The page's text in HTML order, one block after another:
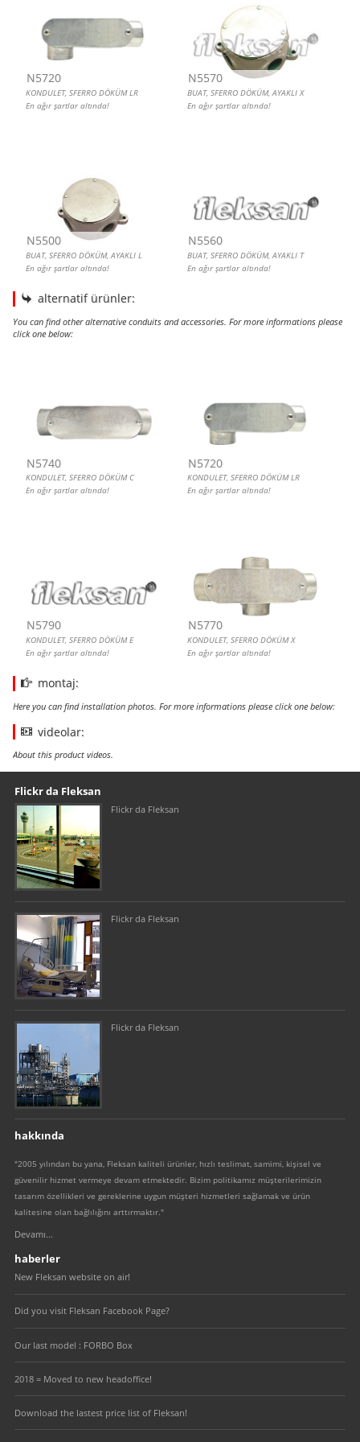
N5720
KONDULET, SFERRO DÖKÜM LR
En ağır şartlar altında!
N5570
BUAT, SFERRO DÖKÜM, AYAKLI X
En ağır şartlar altında!
N5500
BUAT, SFERRO DÖKÜM, AYAKLI L
En ağır şartlar altında!
N5560
BUAT, SFERRO DÖKÜM, AYAKLI T
En ağır şartlar altında!
alternatif ürünler:
You can find other alternative conduits and accessories. For more informations please
click one below:
N5740
KONDULET, SFERRO DÖKÜM C
En ağır şartlar altında!
N5720
KONDULET, SFERRO DÖKÜM LR
En ağır şartlar altında!
N5790
KONDULET, SFERRO DÖKÜM E
En ağır şartlar altında!
N5770
KONDULET, SFERRO DÖKÜM X
En ağır şartlar altında!
montaj:
Here you can find installation photos. For more informations please click one below:
videolar:
About this product videos.
Our footer
Footer content
Flickr da Fleksan
Flickr da Fleksan
Flickr da Fleksan
Flickr da Fleksan
hakkında
"2005 yılından bu yana, Fleksan kaliteli ürünler, hızlı teslimat, samimi, kişisel ve
güvenilir hizmet vermeye devam etmektedir. Bizim politikamız müşterilerimizin
tasarım özellikleri ve gereklerine uygun müşteri hizmetleri sağlamak ve ürün
kalitesine olan bağlılığını arttırmaktır."
Devamı...
haberler
New Fleksan website on air!
Did you visit Fleksan Facebook Page?
Our last model : FORBO Box
2018 = Moved to new headoffice!
Download the lastest price list of Fleksan!